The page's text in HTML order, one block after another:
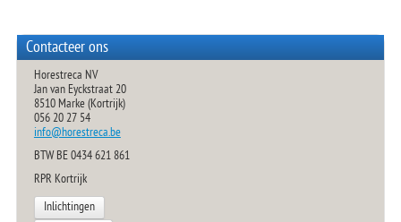
Contacteer ons
Horestreca NV
Jan van Eyckstraat 20
8510 Marke (Kortrijk)
056 20 27 54
info@horestreca.be
BTW BE 0434 621 861
RPR Kortrijk
Inlichtingen